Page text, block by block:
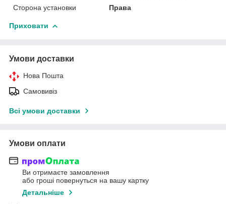
Сторона установки
Права
Приховати
Умови доставки
Нова Пошта
Самовивіз
Всі умови доставки
Умови оплати
Ви отримаєте замовлення
або гроші повернуться на вашу картку
Детальніше